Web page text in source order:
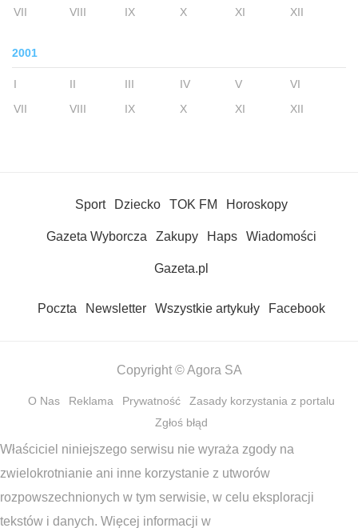
VII
VIII IX X XI XII
2001
I II III IV V
VI
VII
VIII IX X XI XII
Sport Dziecko TOK FM Horoskopy
Gazeta Wyborcza Zakupy Haps Wiadomości
Gazeta.pl
Poczta Newsletter Wszystkie artykuły Facebook
Copyright © Agora SA
O Nas Reklama Prywatność
Zasady korzystania z portalu
Zgłoś błąd
Właściciel niniejszego serwisu nie wyraża zgody na
zwielokrotnianie ani inne korzystanie z utworów
rozpowszechnionych w tym serwisie, w celu eksploracji
tekstów i danych. Więcej informacji w